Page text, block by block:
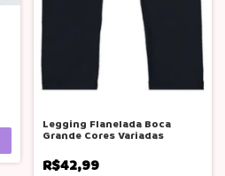
Legging Flanelada Boca
Grande Cores Variadas
R$42,99